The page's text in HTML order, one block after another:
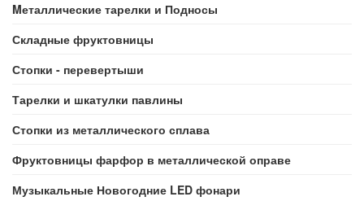
Mеталлические тарелки и Подносы
Складные фруктовницы
Стопки - перевертыши
Тарелки и шкатулки павлины
Стопки из металлического сплава
Фруктовницы фарфор в металлической оправе
Музыкальные Новогодние LED фонари